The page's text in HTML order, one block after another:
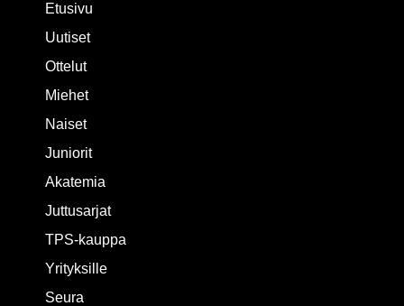
Etusivu
Uutiset
Ottelut
Miehet
Naiset
Juniorit
Akatemia
Juttusarjat
TPS-kauppa
Yrityksille
Seura